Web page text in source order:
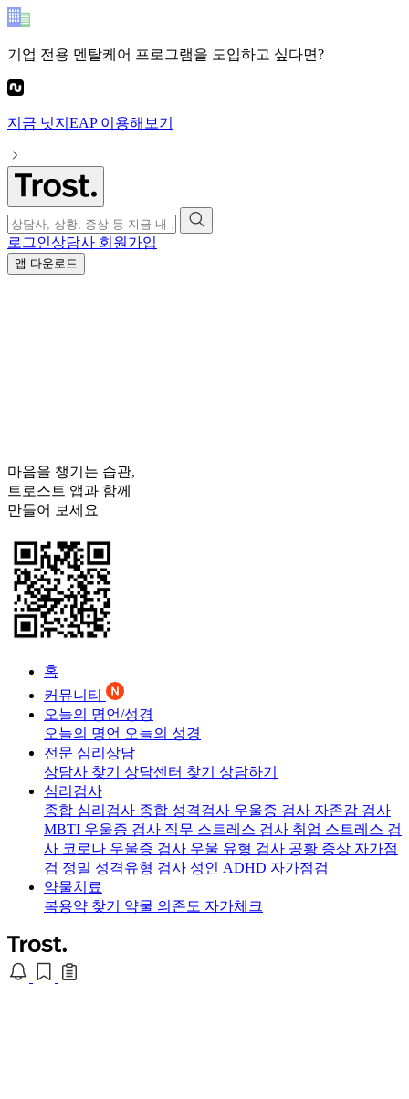
기업 전용 멘탈케어 프로그램을 도입하고 싶다면?
지금 넛지EAP이용해보기
로그인상담사 회원가입
앱 다운로드
마음을 챙기는 습관,
트로스트 앱과 함께
만들어 보세요
홈
커뮤니티
오늘의 명언/성경
오늘의 명언 오늘의 성경
전문 심리상담
상담사 찾기 상담센터 찾기 상담하기
심리검사
종합 심리검사 종합 성격검사 우울증 검사 자존감 검사
MBTI 우울증 검사 직무 스트레스 검사 취업 스트레스 검
사 코로나 우울증 검사 우울 유형 검사 공황 증상 자가점
검 정밀 성격유형 검사 성인 ADHD 자가점검
약물치료
복용약 찾기 약물 의존도 자가체크